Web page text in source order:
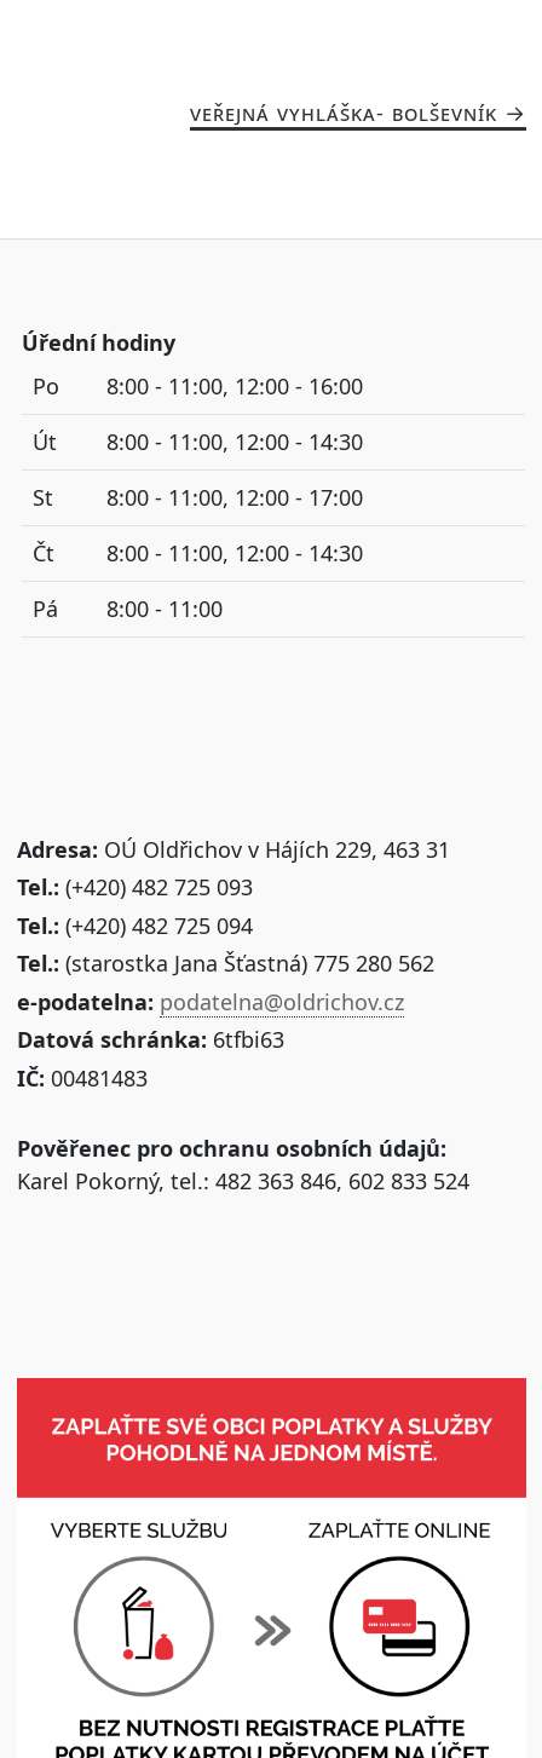
VEŘEJNÁ VYHLÁŠKA- BOLŠEVNÍK
Úřední hodiny
Po
8:00 - 11:00, 12:00 - 16:00
Út
8:00 - 11:00, 12:00 - 14:30
St
8:00 - 11:00, 12:00 - 17:00
Čt
8:00 - 11:00, 12:00 - 14:30
Pá
8:00 - 11:00
Adresa: OÚ Oldřichov v Hájích 229, 463 31
Tel.: (+420) 482 725 093
Tel.: (+420) 482 725 094
Tel.: (starostka Jana Šťastná) 775 280 562
e-podatelna: podatelna@oldrichov.cz
Datová schránka: 6tfbi63
IČ: 00481483
Pověřenec pro ochranu osobních údajů:
Karel Pokorný, tel.: 482 363 846, 602 833 524